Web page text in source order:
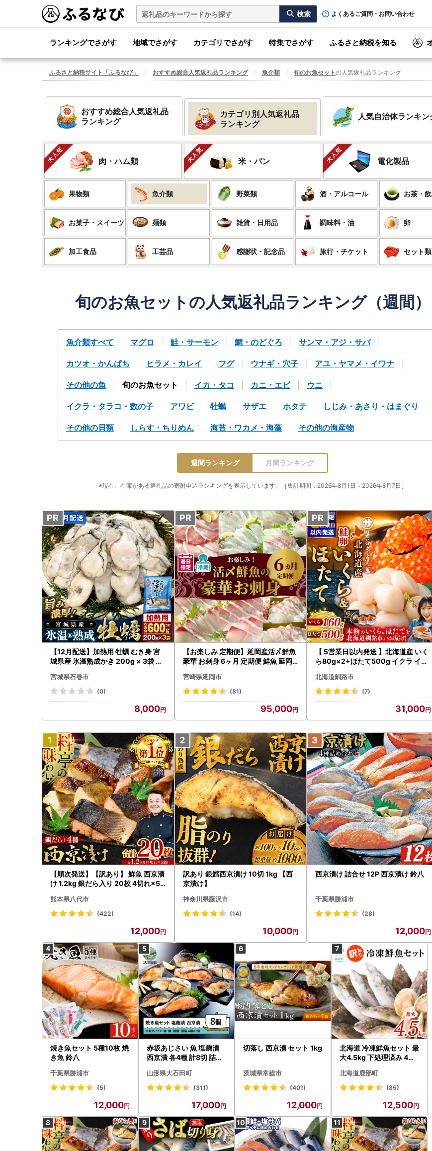
よくあるご質問・お問い合わせ
ランキングでさがす 地域でさがす カテゴリでさがす 特集でさがす ふるさと納税を知る
ふるさと納税サイト「ふるなび」 おすすめ総合人気返礼品ランキング 魚介類 旬のお魚セットの人気返礼品ランキング
おすすめ総合人気返礼品
ランキング
カテゴリ別人気返礼品
ランキング
人気自治体ランキン
肉・ハム類 米・パン 電化製品
果物類 魚介類 野菜類 酒・アルコール お茶・
お菓子・スイーツ 麺類 雑貨・日用品 調味料・油 卵
加工食品 工芸品 感謝状・記念品 旅行・チケット セット
旬のお魚セットの人気返礼品ランキング（週間）
魚介類すべて マグロ 鮭・サーモン 鯛・のどぐろ サンマ・アジ・サバ
カツオ・かんぱち ヒラメ・カレイ フグ ウナギ・穴子 アユ・ヤマメ・イワナ
その他の魚 旬のお魚セット イカ・タコ カニ・エビ ウニ
イクラ・タラコ・数の子 アワビ 牡蠣 サザエ ホタテ しじみ・あさり・はまぐり
その他の貝類 しらす・ちりめん 海苔・ワカメ・海藻 その他の海産物
週間ランキング 月間ランキング
※現在、在庫がある返礼品の寄附申込ランキングを表示しています。［集計期間：2026年8月1日～2026年8月7日］
【12月配送】加熱用 牡蠣 むき身 宮
城県産 氷温熟成かき 200g × 3袋 小
送月が選べる まるたか水産 石巻市
宮城県石巻市
(0)
8,000
【お楽しみ 定期便】延岡産活〆鮮魚
豪華 お刺身 6ヶ月 定期便 鮮魚 延岡
ブリ ハマチ 国産 昆布〆 おつまみ カ
ルパッチョ 鮮魚 魚介類 食品 冷蔵 請
岡市 送料無料 N019-YF073
宮崎県延岡市
(81)
95,000
【 5営業日以内発送 】北海道産 いく
ら80g×2+ほたて500g イクラ イク
立 ホタテ ほたて 海鮮丼 詰め合わせ
海鮮 魚介 お刺身 国産 冷凍 グルメ 北
北海道釧路市
(7)
31,000
【順次発送】【訳あり】 鮮魚 西京漬
け 1.2kg 銀だら入り 20枚 4切れ×5
熊本県八代市
(422)
12,000
訳あり 銀鱈西京漬け 10切 1kg 【西
京漬け】
神奈川県藤沢市
(14)
10,000
西京漬け 詰合せ 12P 西京漬け 鈴八
千葉県勝浦市
(28)
12,000
焼き魚セット 5種10枚 焼
き魚 鈴八
千葉県勝浦市
(5)
12,000
赤坂あじさい 魚 塩麹漬
西京漬 各4種 計8切 詰め
山形県大石田町
(311)
17,000
切落し 西京漬 セット 1kg
茨城県常総市
(401)
12,000
北海道 冷凍鮮魚セット 最
大4.5kg 下処理済み 4～
詰め合わせ 訳あり
北海道鹿部町
(85)
12,500